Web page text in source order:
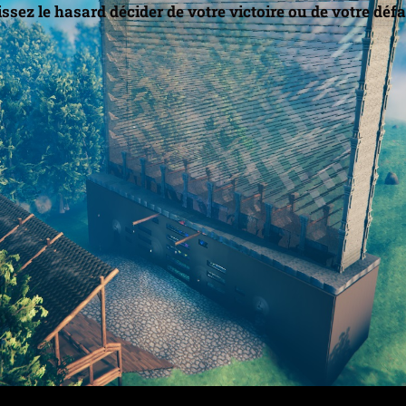
le hasard décider de votre victoire ou de votre